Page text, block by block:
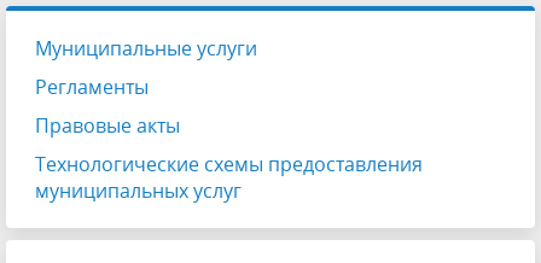
Муниципальные услуги
Регламенты
Правовые акты
Технологические схемы предоставления
муниципальных услуг